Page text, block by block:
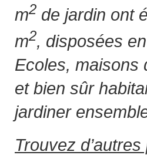
m2 de jardin ont
m2, disposées
Ecoles, maisons
et bien sûr
jardiner
Trouvez